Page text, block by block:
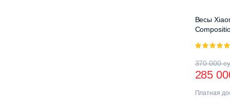
Весы
370 000
285
Платная